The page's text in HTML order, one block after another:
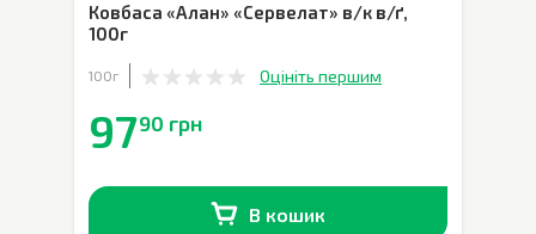
Ковбаса «Алан» «Сервелат» в/к в/ґ,
100г
100г Оцініть першим
9790 грн
В кошик